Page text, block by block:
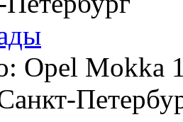
Opel Mokka